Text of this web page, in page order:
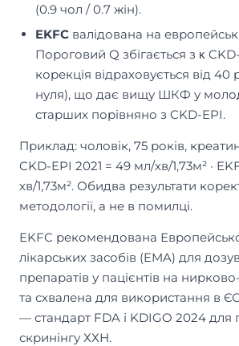
(0.9 чол / 0.7 жін).
EKFC валідована на
Пороговий Q збігається з κ
корекція відраховується від 40
нуля), що дає вищу ШКФ у
старших порівняно з CKD-EPI.
Приклад: чоловік, 75 років,
CKD-EPI 2021 = 49 мл/хв/1,73м² ·
хв/1,73м². Обидва результати
методології, а не в помилці.
EKFC рекомендована
лікарських засобів (EMA) для
препаратів у пацієнтів на нирково-
та схвалена для використання в
— стандарт FDA і KDIGO 2024 для
скринінгу ХХН.